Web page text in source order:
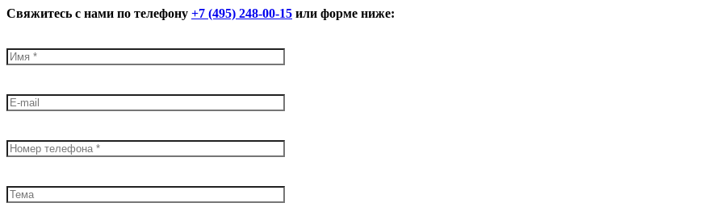
Свяжитесь с нами по телефону +7 (495) 248-00-15 или форме ниже: